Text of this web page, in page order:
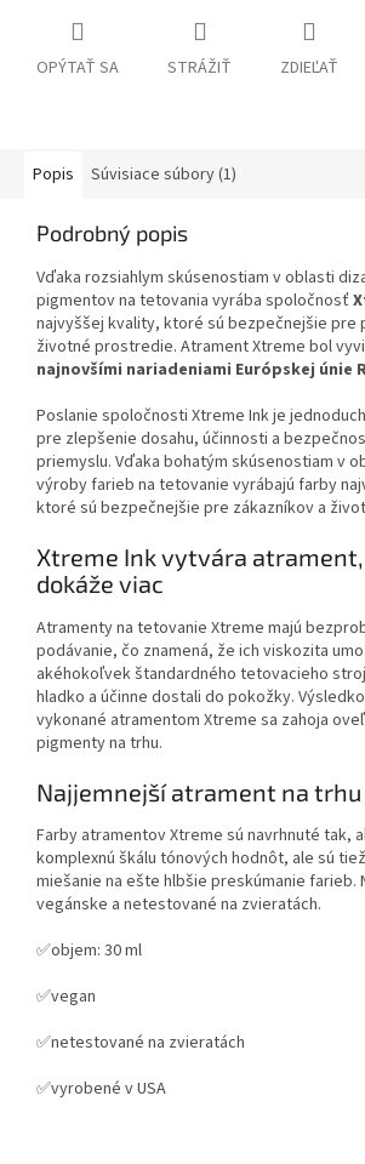
OPÝTAŤ SA STRÁŽIŤ ZDIEĽAŤ
Popis Súvisiace súbory (1)
Podrobný popis
Vďaka rozsiahlym skúsenostiam v oblasti
pigmentov na tetovania vyrába spoločnosť
najvyššej kvality, ktoré sú bezpečnejšie pre
životné prostredie. Atrament Xtreme bol
najnovšími nariadeniami Európskej únie
Poslanie spoločnosti Xtreme Ink je
pre zlepšenie dosahu, účinnosti a
priemyslu. Vďaka bohatým skúsenostiam v
výroby farieb na tetovanie vyrábajú farby
ktoré sú bezpečnejšie pre zákazníkov a
Xtreme Ink vytvára
dokáže viac
Atramenty na tetovanie Xtreme majú
podávanie, čo znamená, že ich viskozita
akéhokoľvek štandardného tetovacieho
hladko a účinne dostali do pokožky.
vykonané atramentom Xtreme sa zahoja
pigmenty na trhu.
Najjemnejší atrament na trhu
Farby atramentov Xtreme sú navrhnuté tak,
komplexnú škálu tónových hodnôt, ale sú
miešanie na ešte hlbšie preskúmanie farieb.
vegánske a netestované na zvieratách.
✅objem: 30 ml
✅vegan
✅netestované na zvieratách
✅vyrobené v USA